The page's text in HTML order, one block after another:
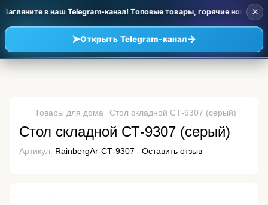
в наш Telegram-канал! Топовые товары, горячие
➤Открыть Telegram-канал→
×
Товары для дома Стол складной СТ-9307 (серый)
Стол складной СТ-9307 (серый)
Артикул: RainbergAr-СТ-9307 Оставить отзыв